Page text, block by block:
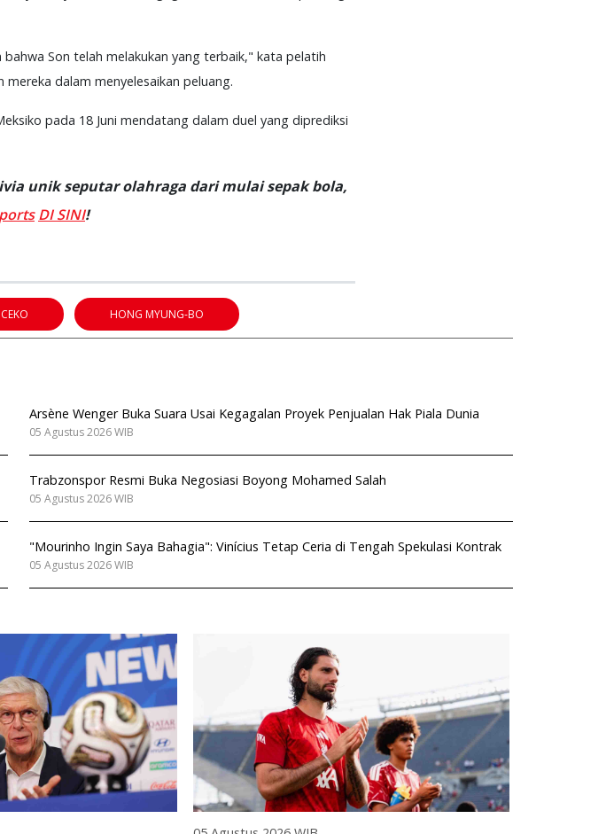
Son telah melakukan yang terbaik," kata pelatih
dalam menyelesaikan peluang.
pada 18 Juni mendatang dalam duel yang diprediksi
unik seputar olahraga dari mulai sepak bola,
DI SINI!
CEKO HONG MYUNG-BO
Arsène Wenger Buka Suara Usai Kegagalan Proyek Penjualan Hak Piala Dunia
05 Agustus 2026 WIB
Trabzonspor Resmi Buka Negosiasi Boyong Mohamed Salah
05 Agustus 2026 WIB
"Mourinho Ingin Saya Bahagia": Vinícius Tetap Ceria di Tengah Spekulasi Kontrak
05 Agustus 2026 WIB